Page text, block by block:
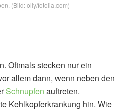
(Bild: olly/fotolia.com)
Oftmals stecken nur ein
allem dann, wenn neben den
Schnupfen auftreten.
Kehlkopferkrankung hin. Wie